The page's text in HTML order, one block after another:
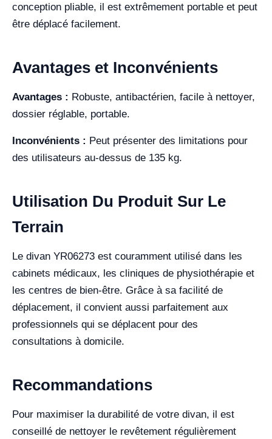
conception pliable, il est extrêmement portable et peut
être déplacé facilement.
Avantages et Inconvénients
Avantages : Robuste, antibactérien, facile à nettoyer,
dossier réglable, portable.
Inconvénients : Peut présenter des limitations pour
des utilisateurs au-dessus de 135 kg.
Utilisation Du Produit Sur Le
Terrain
Le divan YR06273 est couramment utilisé dans les
cabinets médicaux, les cliniques de physiothérapie et
les centres de bien-être. Grâce à sa facilité de
déplacement, il convient aussi parfaitement aux
professionnels qui se déplacent pour des
consultations à domicile.
Recommandations
Pour maximiser la durabilité de votre divan, il est
conseillé de nettoyer le revêtement régulièrement